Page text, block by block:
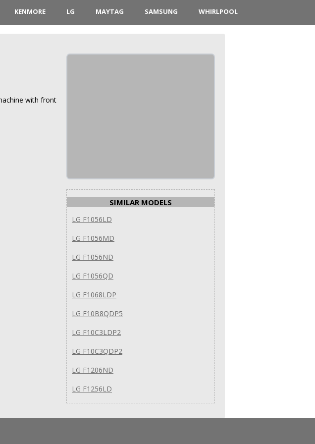
KENMORE LG MAYTAG SAMSUNG WHIRLPOOL
with front
SIMILAR MODELS
LG F1056LD
LG F1056MD
LG F1056ND
LG F1056QD
LG F1068LDP
LG F10B8QDP5
LG F10C3LDP2
LG F10C3QDP2
LG F1206ND
LG F1256LD